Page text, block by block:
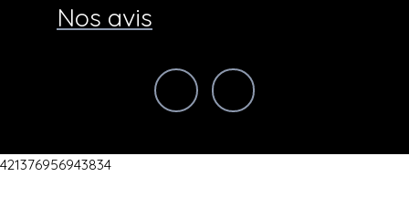
Nos avis
421376956943834